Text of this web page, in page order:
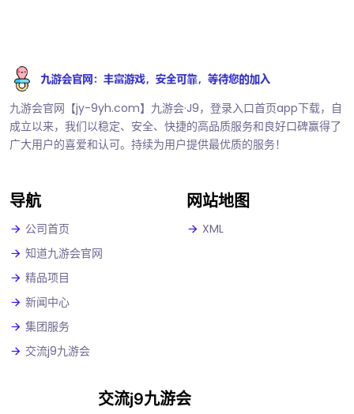
九游会官网【jy-9yh.com】九游会·J9，登录入口首页app下载，自
成立以来，我们以稳定、安全、快捷的高品质服务和良好口碑赢得了
广大用户的喜爱和认可。持续为用户提供最优质的服务！
导航
公司首页
知道九游会官网
精品项目
新闻中心
集团服务
交流j9九游会
网站地图
XML
交流j9九游会